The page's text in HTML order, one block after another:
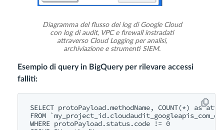
Diagramma del flusso dei log di Google Cloud
con log di audit, VPC e firewall instradati
attraverso Cloud Logging per analisi,
archiviazione e strumenti SIEM.
Esempio di query in BigQuery per rilevare accessi
falliti:
SELECT protoPayload.methodName, COUNT(*) as
FROM
WHERE protoPayload.status.code != 0